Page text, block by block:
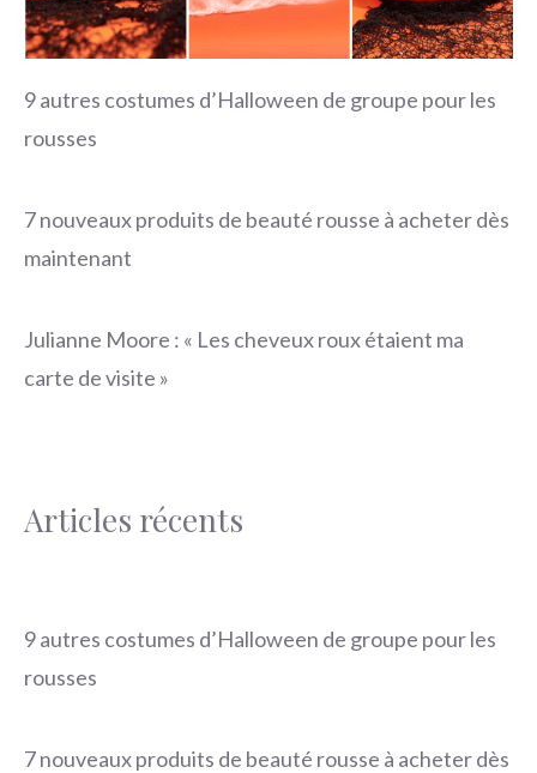
9 autres costumes d’Halloween de groupe pour les
rousses
7 nouveaux produits de beauté rousse à acheter dès
maintenant
Julianne Moore : « Les cheveux roux étaient ma
carte de visite »
Articles récents
9 autres costumes d’Halloween de groupe pour les
rousses
7 nouveaux produits de beauté rousse à acheter dès